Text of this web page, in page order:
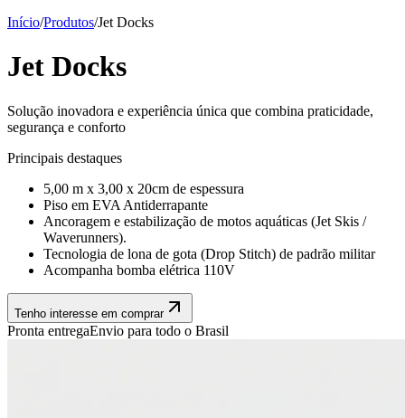
Início/Produtos/Jet Docks
Jet Docks
Solução inovadora e experiência única que combina praticidade,
segurança e conforto
Principais destaques
5,00 m x 3,00 x 20cm de espessura
Piso em EVA Antiderrapante
Ancoragem e estabilização de motos aquáticas (Jet Skis /
Waverunners).
Tecnologia de lona de gota (Drop Stitch) de padrão militar
Acompanha bomba elétrica 110V
Tenho interesse em comprar
Pronta entregaEnvio para todo o Brasil